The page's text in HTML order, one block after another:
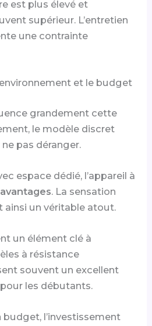
est plus élevé et
supérieur. L’entretien
une contrainte
et le budget
grandement cette
le modèle discret
pas déranger.
espace dédié, l’appareil à
avantages. La sensation
ainsi un véritable atout.
un élément clé à
à résistance
souvent un excellent
les débutants.
budget, l’investissement